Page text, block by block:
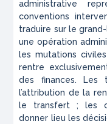
administrative
conventions
traduire sur le
une opération
les mutations
rentre
des finances. Les
l’attribution de la
le transfert ; les
donner lieu les